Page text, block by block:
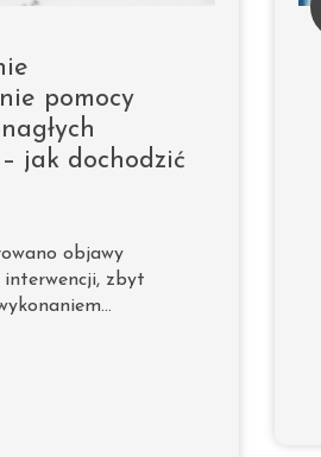
pomocy
jak dochodzić
objawy
zbyt